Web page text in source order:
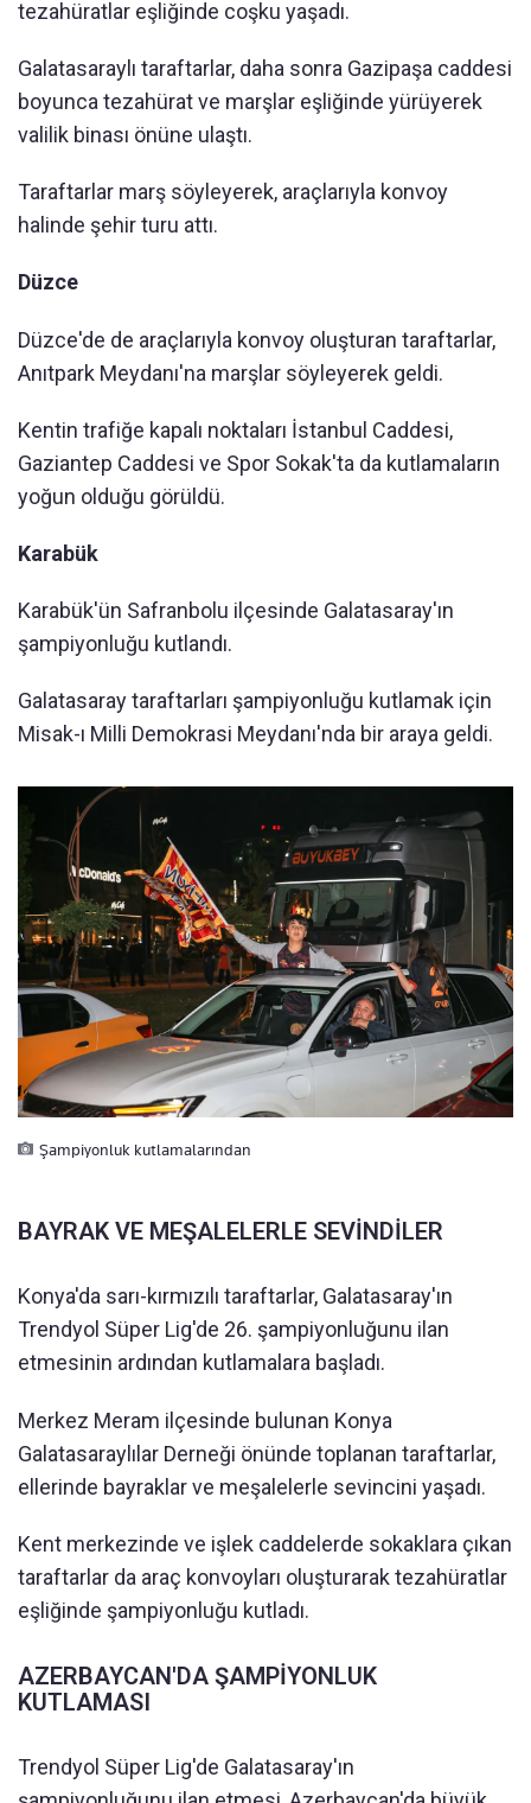
tezahüratlar eşliğinde coşku yaşadı.
Galatasaraylı taraftarlar, daha sonra Gazipaşa caddesi
boyunca tezahürat ve marşlar eşliğinde yürüyerek
valilik binası önüne ulaştı.
Taraftarlar marş söyleyerek, araçlarıyla konvoy
halinde şehir turu attı.
Düzce
Düzce'de de araçlarıyla konvoy oluşturan taraftarlar,
Anıtpark Meydanı'na marşlar söyleyerek geldi.
Kentin trafiğe kapalı noktaları İstanbul Caddesi,
Gaziantep Caddesi ve Spor Sokak'ta da kutlamaların
yoğun olduğu görüldü.
Karabük
Karabük'ün Safranbolu ilçesinde Galatasaray'ın
şampiyonluğu kutlandı.
Galatasaray taraftarları şampiyonluğu kutlamak için
Misak-ı Milli Demokrasi Meydanı'nda bir araya geldi.
Şampiyonluk kutlamalarından
BAYRAK VE MEŞALELERLE SEVİNDİLER
Konya'da sarı-kırmızılı taraftarlar, Galatasaray'ın
Trendyol Süper Lig'de 26. şampiyonluğunu ilan
etmesinin ardından kutlamalara başladı.
Merkez Meram ilçesinde bulunan Konya
Galatasaraylılar Derneği önünde toplanan taraftarlar,
ellerinde bayraklar ve meşalelerle sevincini yaşadı.
Kent merkezinde ve işlek caddelerde sokaklara çıkan
taraftarlar da araç konvoyları oluşturarak tezahüratlar
eşliğinde şampiyonluğu kutladı.
AZERBAYCAN'DA ŞAMPİYONLUK
KUTLAMASI
Trendyol Süper Lig'de Galatasaray'ın